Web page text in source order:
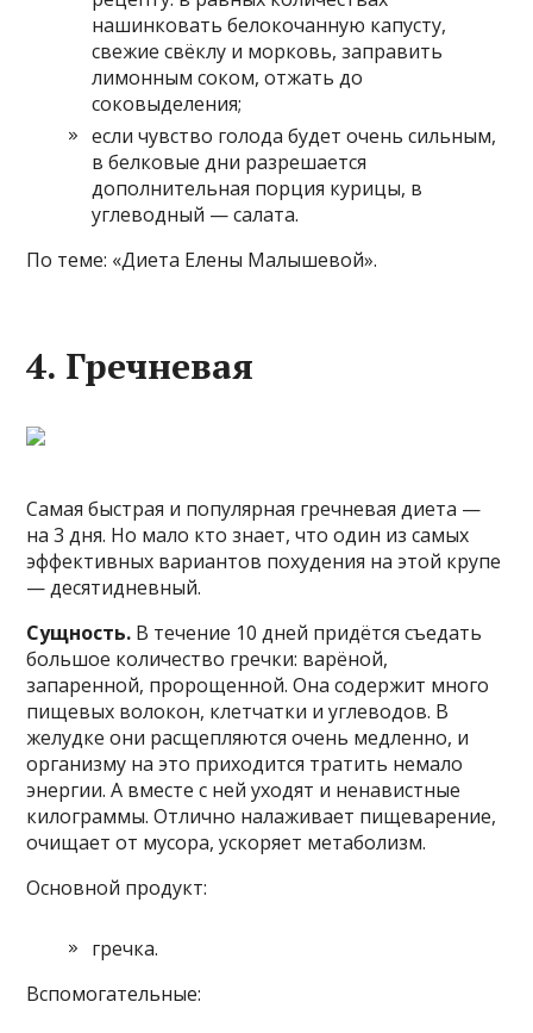
нашинковать белокочанную капусту,
свежие свёклу и морковь, заправить
лимонным соком, отжать до
соковыделения;
если чувство голода будет очень сильным,
в белковые дни разрешается
дополнительная порция курицы, в
углеводный — салата.
По теме: «Диета Елены Малышевой».
4. Гречневая
Самая быстрая и популярная гречневая диета —
на 3 дня. Но мало кто знает, что один из самых
эффективных вариантов похудения на этой крупе
— десятидневный.
Сущность. В течение 10 дней придётся съедать
большое количество гречки: варёной,
запаренной, пророщенной. Она содержит много
пищевых волокон, клетчатки и углеводов. В
желудке они расщепляются очень медленно, и
организму на это приходится тратить немало
энергии. А вместе с ней уходят и ненавистные
килограммы. Отлично налаживает пищеварение,
очищает от мусора, ускоряет метаболизм.
Основной продукт:
гречка.
Вспомогательные: